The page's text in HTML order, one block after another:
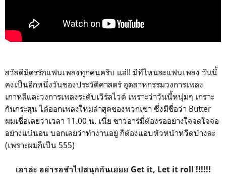
สวัสดีมิตรรักแฟนเพลงทุกคนครับ แฮ่!! มีทีไหนละแฟนเพลง วันนี้
คงเป็นอีกหนึ่งวันของประวัติศาสตร์ อุตสาหกรรมวงการเพลง
เกาหลีและวงการเพลงระดับเวิร์ลไวด์ เพราะว่าวันนี้หนุ่มๆ เกราะ
กันกระสุน ได้ออกเพลงใหม่ล่าสุดของพวกเขา ซึ่งมีชื่อว่า Butter
ผมเชื่อเลยว่าเวลา 11.00 น. เนี่ย ชาวอาร์มี่ต้องรออย่างใจจดใจจ่อ
อย่างแน่นอน บอกเลยว่าทำงานอยู่ ก็ต้องแอบหัวหน้าหวีดบ้างละ
(เพราะผมก็เป็น 555)
เอาล่ะ อย่ารอช้าไปสนุกกันเยยย Get it, Let it roll !!!!!!